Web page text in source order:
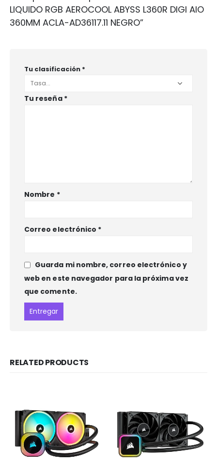
LIQUIDO RGB AEROCOOL ABYSS L360R DIGI AIO
360MM ACLA-AD36117.11 NEGRO”
Tu clasificación *
Tu reseña *
Nombre *
Correo electrónico *
Guarda mi nombre, correo electrónico y
web en este navegador para la próxima vez
que comente.
RELATED PRODUCTS